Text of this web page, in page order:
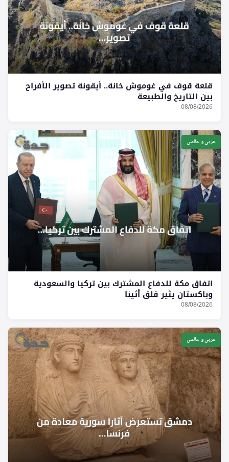
قلعة قوف في غوموش خانة.. أيقونة تصوير الأفراح
بين التاريخ والطبيعة
08/08/2026
عربي و عالمي
اتفاق مكة للدفاع المشترك بين تركيا والسعودية
وباكستان يثير قلق أثينا
08/08/2026
عربي و عالمي